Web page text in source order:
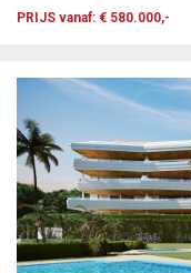
PRIJS vanaf: € 580.000,-